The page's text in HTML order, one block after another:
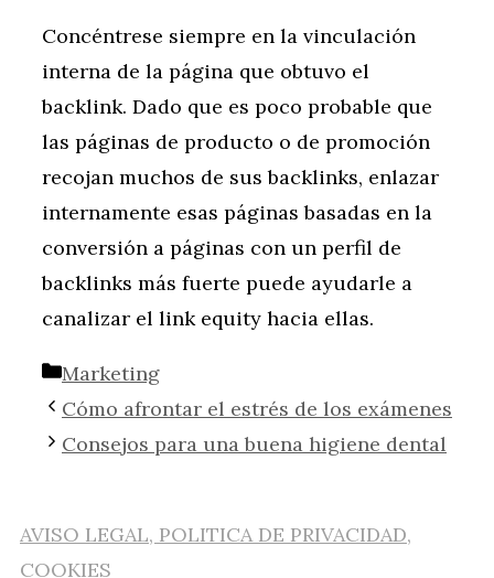
Concéntrese siempre en la vinculación
interna de la página que obtuvo el
backlink. Dado que es poco probable que
las páginas de producto o de promoción
recojan muchos de sus backlinks, enlazar
internamente esas páginas basadas en la
conversión a páginas con un perfil de
backlinks más fuerte puede ayudarle a
canalizar el link equity hacia ellas.
Categorías
Marketing
Cómo afrontar el estrés de los exámenes
Consejos para una buena higiene dental
AVISO LEGAL, POLITICA DE PRIVACIDAD,
COOKIES